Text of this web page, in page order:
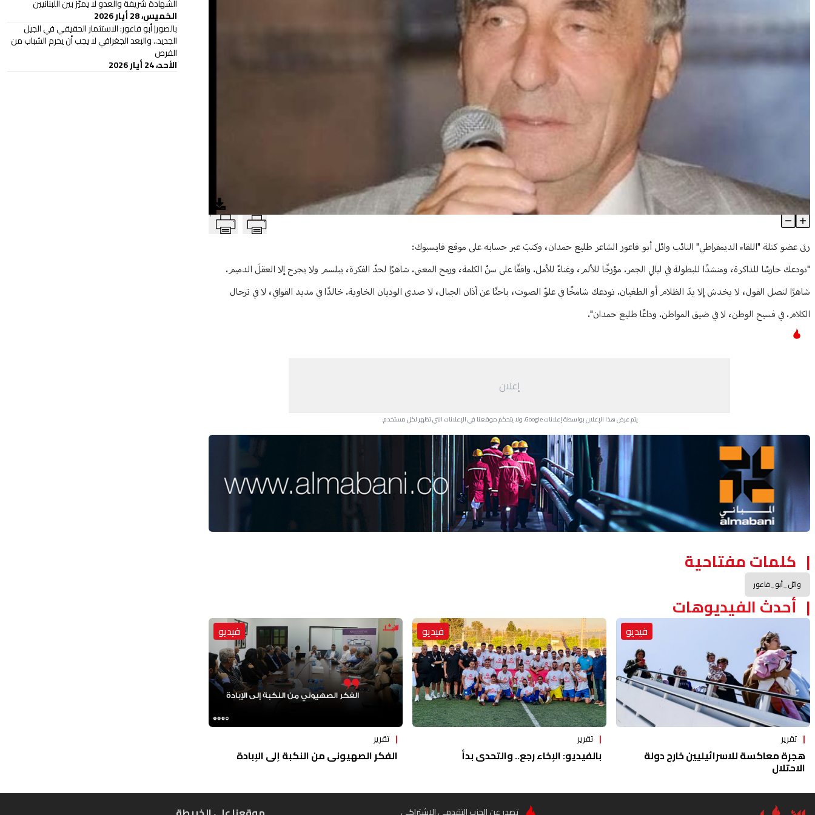
أبو فاعور يرثى حمدان: نودعك شامخًا في علوّ الصوت T
Article Content
رثى عضو كتلة "اللقاء الديمقراطي" النائب وائل أبو فاعور الشاعر طليع حمدان، وكتبَ عبر حسابه على موقع فايسبوك:
"نودعك حارسًا للذاكرة، ومنشدًا للبطولة في ليالي الجمر. مؤرخًا للألم، وغناءً للأمل. واقفًا على سنّ الكلمة، ورمح المعنى. شاهرًا لحدّ الفكرة، يبلسم ولا يجرح إلا العقلَ الدميم.
شاهرًا لنصل القول، لا يخدش إلا يدَ الظلام أو الطغيان. نودعك شامخًا في علوّ الصوت، باحثًا عن آذان الجبال، لا صدى الوديان الخاوية. خالدًا في مديد القوافي، لا في ترحال
الكلام. في فسيح الوطن، لا في ضيق المواطن. وداعًا طليع حمدان".
إعلان
يتم عرض هذا الإعلان بواسطة إعلانات Google، ولا يتحكم موقعنا في الإعلانات التي تظهر لكل مستخدم.
Advertisement Section
كلمات مفتاحية
وائل_أبو_فاعور
أحدث الفيديوهات
فيديو
تقرير
هجرة معاكسة للاسرائيليين خارج دولة
الاحتلال
فيديو
تقرير
بالفيديو: الإخاء رجع.. والتحدي بدأ
فيديو
تقرير
الفكر الصهيوني من النكبة إلى الإبادة
الشهادة شريفة والعدو لا يميّز بين اللبنانيين
الخميس، 28 أيار 2026
بالصور| أبو فاعور: الاستثمار الحقيقي في الجيل
الجديد.. والبعد الجغرافي لا يجب أن يحرم الشباب من
الفرص
الأحد، 24 أيار 2026